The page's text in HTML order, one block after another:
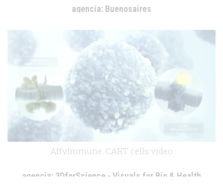
agencia: Buenosaires
.
AffyImmune: CART cells video
agencia: 3DforScience - Visuals for Bio & Health